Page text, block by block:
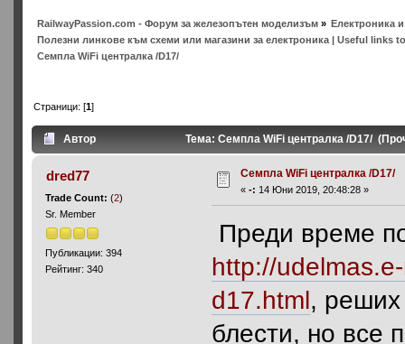
RailwayPassion.com - Форум за железопътен моделизъм» Електроника
Полезни линкове към схеми или магазини за електроника | Useful links
Семпла WiFi централка /D17/
Страници: [1]
Автор Тема: Семпла WiFi централка /D17/
dred77
Trade Count:(2)
Sr. Member
Публикации: 394
Рейтинг: 340
Семпла WiFi централка /D17/
«-: 14 Юни 2019, 20:48:28 »
Преди време
http://
d17.html, реших
блести, но все